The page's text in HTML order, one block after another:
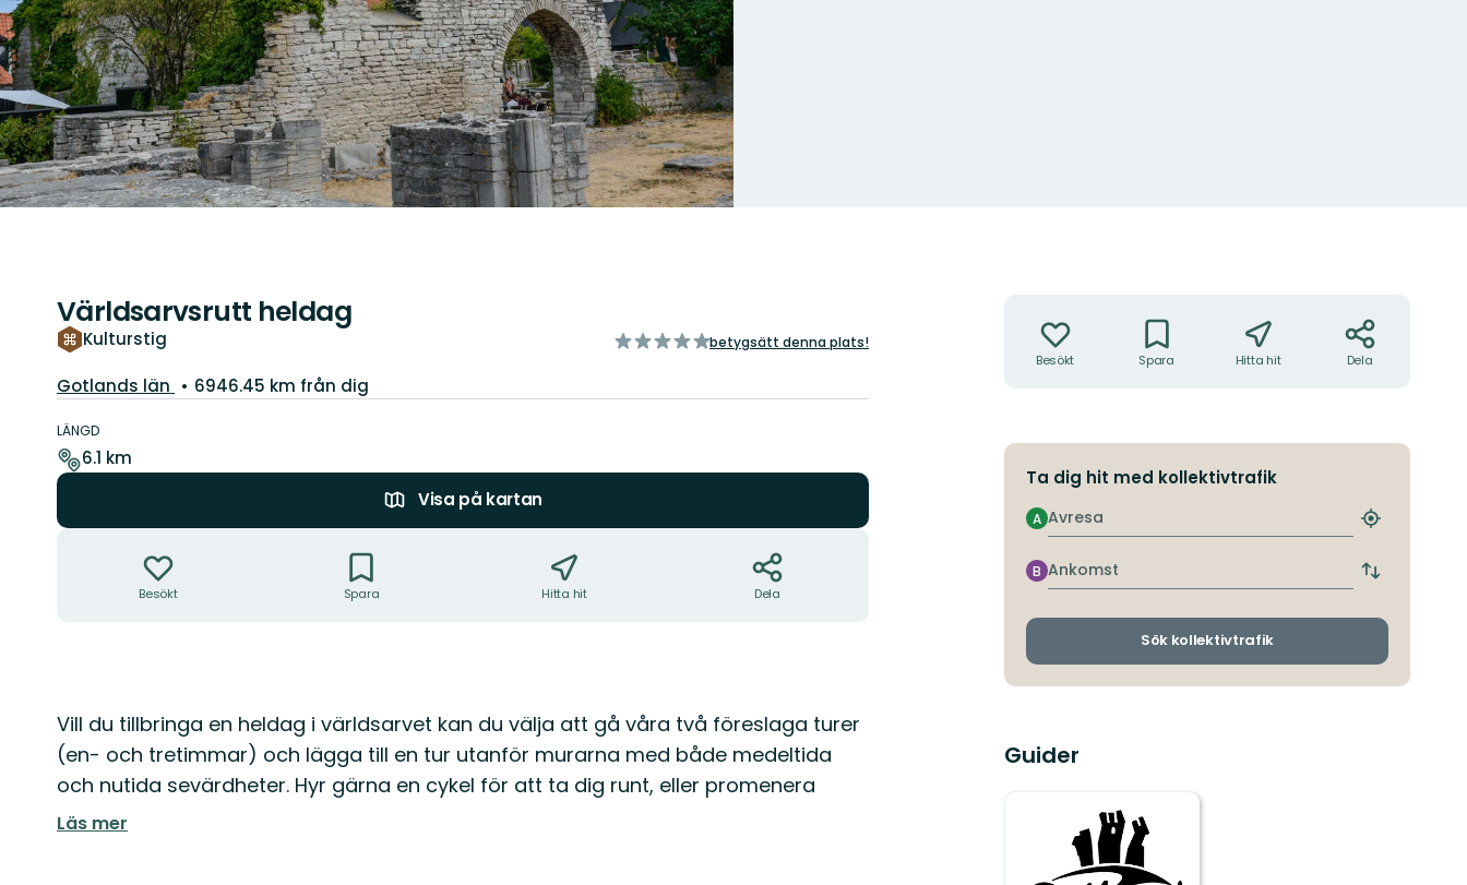
Världsarvsrutt heldag
Kulturstig
av
betygsätt denna plats!
Län:
Gotlands län 6946.45 km från dig
om
leden
LÄNGD
6.1 km
Visa på kartan
Besökt Spara Hitta hit Dela
Beskrivning
Vill du tillbringa en heldag i världsarvet kan du välja att gå våra två föreslaga turer
(en- och tretimmar) och lägga till en tur utanför murarna med både medeltida
och nutida sevärdheter. Hyr gärna en cykel för att ta dig runt, eller promenera
Läs mer
Besökt Spara Hitta hit Dela
Ta dig hit med kollektivtrafik
Avresa
A
Hitta
hållplats
Ankomst
B
Byt
och
Sök kollektivtrafik
Guider